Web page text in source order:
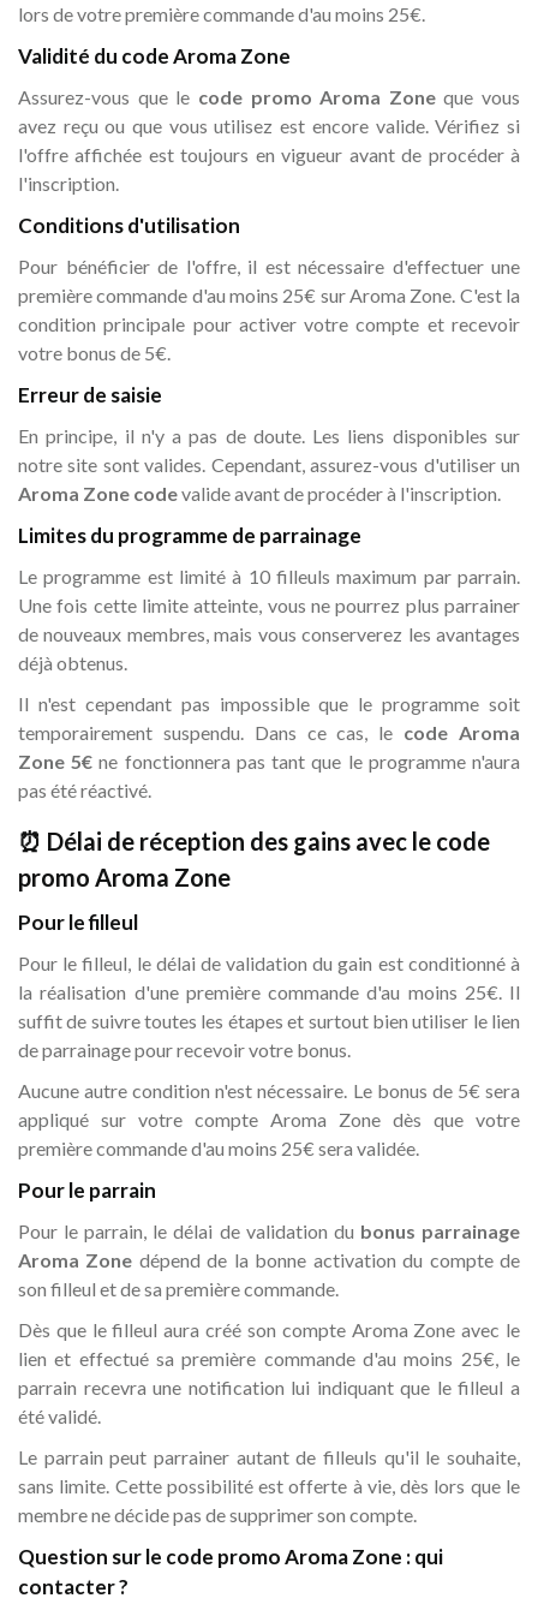
lors de votre première commande d'au moins 25€.
Validité du code Aroma Zone
Assurez-vous que le code promo Aroma Zoneque vous
avez reçu ou que vous utilisez est encore valide. Vérifiez si
l'offre affichée est toujours en vigueur avant de procéder à
l'inscription.
Conditions d'utilisation
Pour bénéficier de l'offre, il est nécessaire d'effectuer une
première commande d'au moins 25€ sur Aroma Zone. C'est la
condition principale pour activer votre compte et recevoir
votre bonus de 5€.
Erreur de saisie
En principe, il n'y a pas de doute. Les liens disponibles sur
notre site sont valides. Cependant, assurez-vous d'utiliser un
Aroma Zone codevalide avant de procéder à l'inscription.
Limites du programme de parrainage
Le programme est limité à 10 filleuls maximum par parrain.
Une fois cette limite atteinte, vous ne pourrez plus parrainer
de nouveaux membres, mais vous conserverez les avantages
déjà obtenus.
Il n'est cependant pas impossible que le programme soit
temporairement suspendu. Dans ce cas, le code Aroma
Zone 5€ ne fonctionnera pas tant que le programme n'aura
pas été réactivé.
⏰ Délai de réception des gains avec le code
promo Aroma Zone
Pour le filleul
Pour le filleul, le délai de validation du gain est conditionné à
la réalisation d'une première commande d'au moins 25€. Il
suffit de suivre toutes les étapes et surtout bien utiliser le lien
de parrainage pour recevoir votre bonus.
Aucune autre condition n'est nécessaire. Le bonus de 5€ sera
appliqué sur votre compte Aroma Zone dès que votre
première commande d'au moins 25€ sera validée.
Pour le parrain
Pour le parrain, le délai de validation du bonus parrainage
Aroma Zone dépend de la bonne activation du compte de
son filleul et de sa première commande.
Dès que le filleul aura créé son compte Aroma Zone avec le
lien et effectué sa première commande d'au moins 25€, le
parrain recevra une notification lui indiquant que le filleul a
été validé.
Le parrain peut parrainer autant de filleuls qu'il le souhaite,
sans limite. Cette possibilité est offerte à vie, dès lors que le
membre ne décide pas de supprimer son compte.
Question sur le code promo Aroma Zone : qui
contacter ?